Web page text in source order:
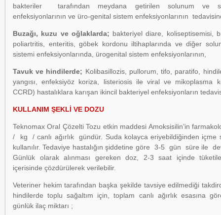
bakteriler tarafından meydana getirilen solunum ve
enfeksiyonlarının ve üro-genital sistem enfeksiyonlarının
Buzağı, kuzu ve oğlaklarda; bakteriyel diare, koliseptisemisi,
poliartritis, enteritis, göbek kordonu iltihaplarında ve diğer
sistemi enfeksiyonlarında, ürogenital sistem enfeksiyonlarının,
Tavuk ve hindilerde; Kolibasillozis, pullorum, tifo, paratifo,
yangısı, enfeksiyöz koriza, listeriosis ile viral ve mikoplasma
CCRD) hastalıklara karışan ikincil bakteriyel enfeksiyonların
KULLANIM ŞEKLİ VE DOZU
Teknomax Oral Çözelti Tozu etkin maddesi Amoksisilin’in
/ kg / canlı ağırlık gündür. Suda kolayca eriyebildiğinden içme
kullanılır. Tedaviye hastalığın şiddetine göre 3-5 gün süre ile
Günlük olarak alınması gereken doz, 2-3 saat içinde
içerisinde çözdürülerek verilebilir.
Veteriner hekim tarafından başka şekilde tavsiye edilmediği
hindilerde toplu sağaltım için, toplam canlı ağırlık esasına
günlük ilaç miktarı ;